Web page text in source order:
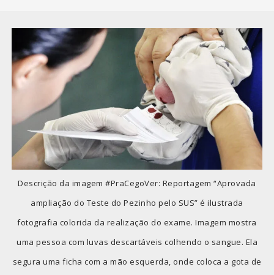
Descrição da imagem #PraCegoVer: Reportagem “Aprovada
ampliação do Teste do Pezinho pelo SUS” é ilustrada
fotografia colorida da realização do exame. Imagem mostra
uma pessoa com luvas descartáveis colhendo o sangue. Ela
segura uma ficha com a mão esquerda, onde coloca a gota de